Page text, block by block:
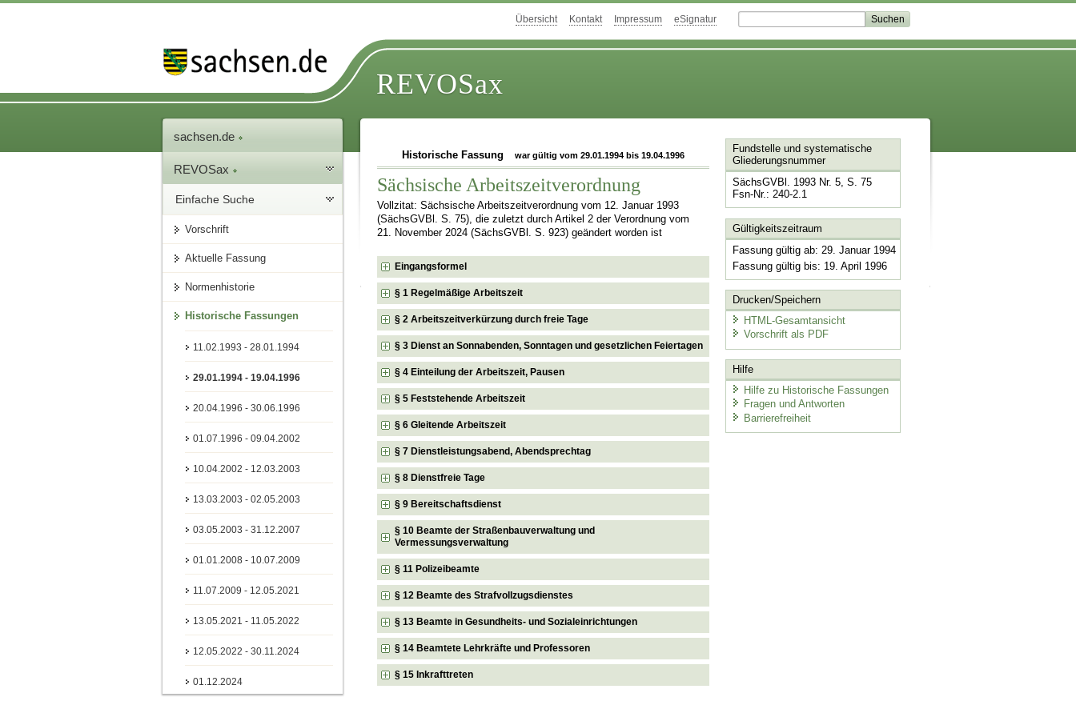
Übersicht Kontakt Impressum eSignatur
REVOSax
sachsen.de
REVOSax
Einfache Suche
Vorschrift
Aktuelle Fassung
Normenhistorie
Historische Fassungen
11.02.1993 - 28.01.1994
29.01.1994 - 19.04.1996
20.04.1996 - 30.06.1996
01.07.1996 - 09.04.2002
10.04.2002 - 12.03.2003
13.03.2003 - 02.05.2003
03.05.2003 - 31.12.2007
01.01.2008 - 10.07.2009
11.07.2009 - 12.05.2021
13.05.2021 - 11.05.2022
12.05.2022 - 30.11.2024
01.12.2024
Historische Fassung war gültig vom 29.01.1994 bis 19.04.1996
Sächsische Arbeitszeitverordnung
Vollzitat: Sächsische Arbeitszeitverordnung vom 12. Januar 1993
(SächsGVBl. S. 75), die zuletzt durch Artikel 2 der Verordnung vom
21. November 2024 (SächsGVBl. S. 923) geändert worden ist
Eingangsformel
§ 1 Regelmäßige Arbeitszeit
§ 2 Arbeitszeitverkürzung durch freie Tage
§ 3 Dienst an Sonnabenden, Sonntagen und gesetzlichen Feiertagen
§ 4 Einteilung der Arbeitszeit, Pausen
§ 5 Feststehende Arbeitszeit
§ 6 Gleitende Arbeitszeit
§ 7 Dienstleistungsabend, Abendsprechtag
§ 8 Dienstfreie Tage
§ 9 Bereitschaftsdienst
§ 10 Beamte der Straßenbauverwaltung und
Vermessungsverwaltung
§ 11 Polizeibeamte
§ 12 Beamte des Strafvollzugsdienstes
§ 13 Beamte in Gesundheits- und Sozialeinrichtungen
§ 14 Beamtete Lehrkräfte und Professoren
§ 15 Inkrafttreten
Fundstelle und systematische
Gliederungsnummer
SächsGVBl. 1993 Nr. 5, S. 75
Fsn-Nr.: 240-2.1
Gültigkeitszeitraum
Fassung gültig ab: 29. Januar 1994
Fassung gültig bis: 19. April 1996
Drucken/Speichern
HTML-Gesamtansicht
Vorschrift als PDF
Hilfe
Hilfe zu Historische Fassungen
Fragen und Antworten
Barrierefreiheit